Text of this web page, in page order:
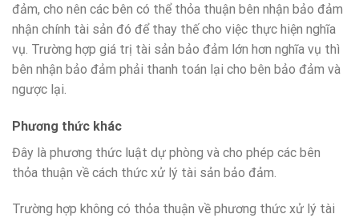
đảm, cho nên các bên có thể thỏa thuận bên nhận bảo đảm
nhận chính tài sản đó để thay thế cho việc thực hiện nghĩa
vụ. Trường hợp giá trị tài sản bảo đảm lớn hơn nghĩa vụ thì
bên nhận bảo đảm phải thanh toán lại cho bên bảo đảm và
ngược lại.
Phương thức khác
Đây là phương thức luật dự phòng và cho phép các bên
thỏa thuận về cách thức xử lý tài sản bảo đảm.
Trường hợp không có thỏa thuận về phương thức xử lý tài